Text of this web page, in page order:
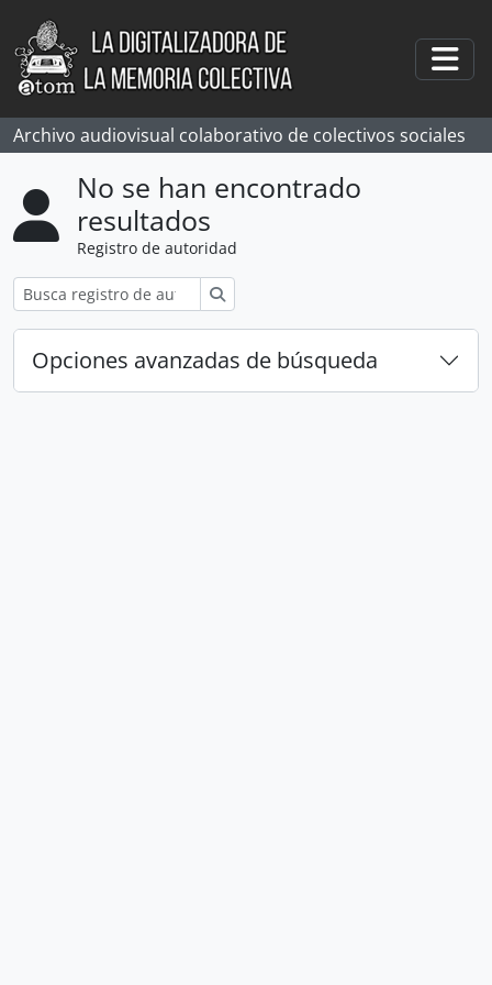
Skip to main content
Archivo audiovisual colaborativo de colectivos sociales
No se han encontrado
resultados
Registro de autoridad
Opciones avanzadas de búsqueda